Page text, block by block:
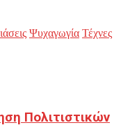
Ψυχαγωγία Τέχνες
Πολιτιστικών